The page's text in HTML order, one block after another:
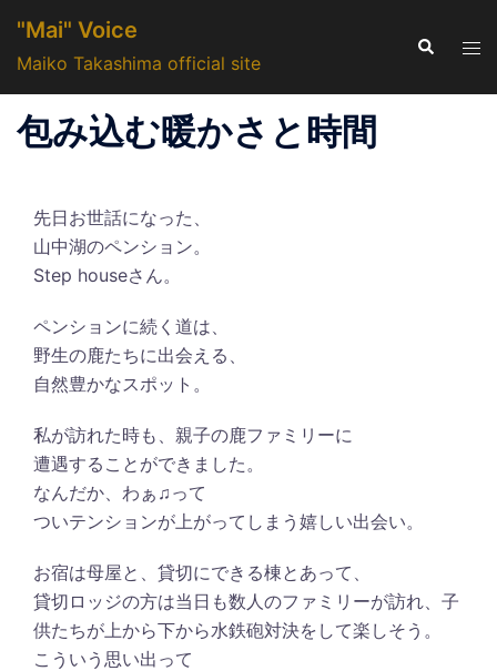
ン
"Mai" Voice
Maiko Takashima official site
検
索
ト
包み込む暖かさと時間
先日お世話になった、
山中湖のペンション。
Step houseさん。
ペンションに続く道は、
野生の鹿たちに出会える、
自然豊かなスポット。
私が訪れた時も、親子の鹿ファミリーに
遭遇することができました。
なんだか、わぁ♫って
ついテンションが上がってしまう嬉しい出会い。
お宿は母屋と、貸切にできる棟とあって、
貸切ロッジの方は当日も数人のファミリーが訪れ、子
供たちが上から下から水鉄砲対決をして楽しそう。
こういう思い出って